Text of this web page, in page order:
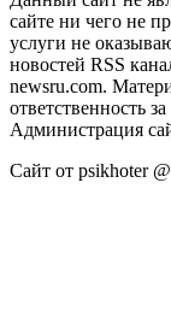
сайте ни чего не
услуги не
новостей RSS
newsru.com.
ответственность
Администрация
Сайт от psikhoter